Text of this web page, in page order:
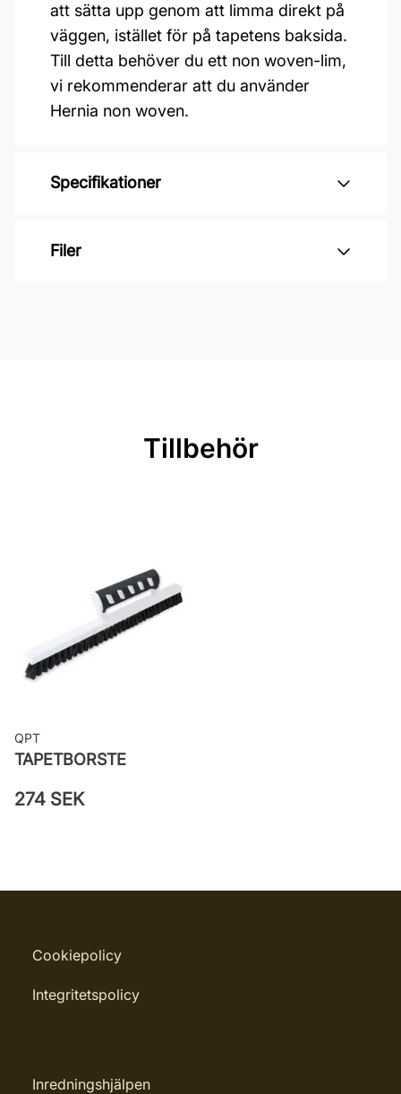
att sätta upp genom att limma direkt på
väggen, istället för på tapetens baksida.
Till detta behöver du ett non woven-lim,
vi rekommenderar att du använder
Hernia non woven.
Specifikationer
Varumärke: Midbec Tapeter
Rullängd: 10,05 m
väggen
Leverantörens artikelnummer:
555837
Filer
Tillbehör
QPT
TAPETBORSTE
274 SEK
Cookiepolicy
Integritetspolicy
Inredningshjälpen